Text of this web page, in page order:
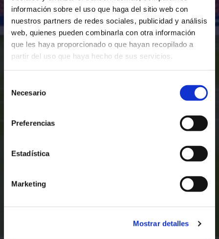
información sobre el uso que haga del sitio web con
nuestros partners de redes sociales, publicidad y análisis
web, quienes pueden combinarla con otra información
que les haya proporcionado o que hayan recopilado a
partir del uso que haya hecho de sus servicios.
Necesario
Preferencias
Estadística
Marketing
Mostrar detalles